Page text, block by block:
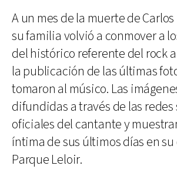
A un mes de la muerte de
su familia volvió a conmover a
del histórico referente del rock
la publicación de las últimas
tomaron al músico. Las
difundidas a través de las redes
oficiales del cantante y
íntima de sus últimos días en su
Parque Leloir.